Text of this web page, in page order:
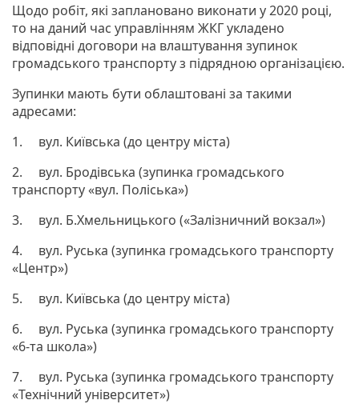
Щодо робіт, які заплановано виконати у 2020 році,
то на даний час управлінням ЖКГ укладено
відповідні договори на влаштування зупинок
громадського транспорту з підрядною організацією.
Зупинки мають бути облаштовані за такими
адресами:
1. вул. Київська (до центру міста)
2. вул. Бродівська (зупинка громадського
транспорту «вул. Поліська»)
3. вул. Б.Хмельницького («Залізничний вокзал»)
4. вул. Руська (зупинка громадського транспорту
«Центр»)
5. вул. Київська (до центру міста)
6. вул. Руська (зупинка громадського транспорту
«6-та школа»)
7. вул. Руська (зупинка громадського транспорту
«Технічний університет»)